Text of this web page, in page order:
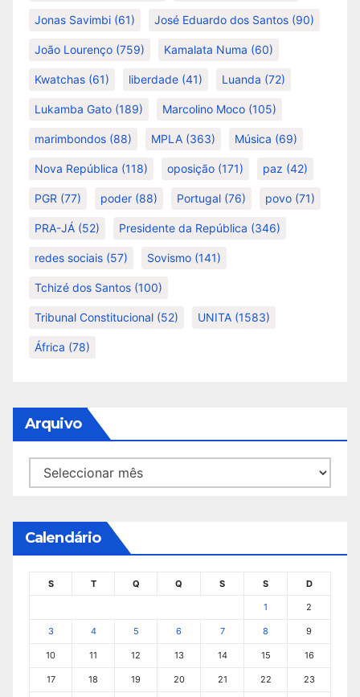
Jonas Savimbi (61) José Eduardo dos Santos (90)
João Lourenço (759) Kamalata Numa (60)
Kwatchas (61) liberdade (41) Luanda (72)
Lukamba Gato (189) Marcolino Moco (105)
marimbondos (88) MPLA (363) Música (69)
Nova República (118) oposição (171) paz (42)
PGR (77) poder (88) Portugal (76) povo (71)
PRA-JÁ (52) Presidente da República (346)
redes sociais (57) Sovismo (141)
Tchizé dos Santos (100)
Tribunal Constitucional (52) UNITA (1583)
África (78)
Arquivo
Arquivo
Calendário
S T Q Q S S D
1 2
3 4 5 6 7 8 9
10 11 12 13 14 15 16
17 18 19 20 21 22 23